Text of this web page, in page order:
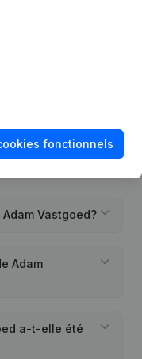
Vastgoed?
Adam
a-t-elle été
fonctionnels